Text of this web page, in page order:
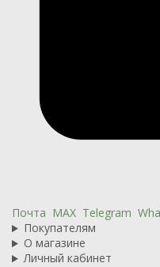
Почта MAX Telegram
Покупателям
О магазине
Личный кабинет